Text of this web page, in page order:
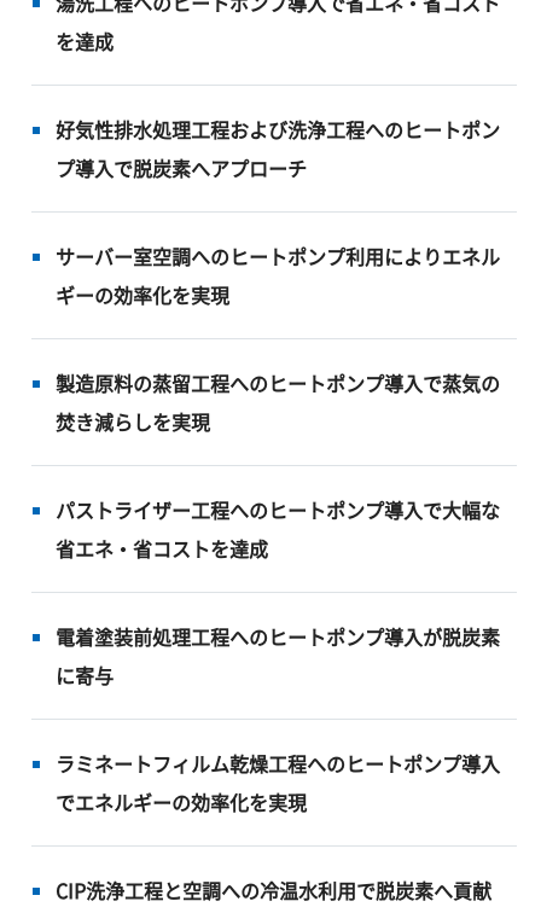
を達成
好気性排水処理工程および洗浄工程へのヒートポン
プ導入で脱炭素へアプローチ
サーバー室空調へのヒートポンプ利用によりエネル
ギーの効率化を実現
製造原料の蒸留工程へのヒートポンプ導入で蒸気の
焚き減らしを実現
パストライザー工程へのヒートポンプ導入で大幅な
省エネ・省コストを達成
電着塗装前処理工程へのヒートポンプ導入が脱炭素
に寄与
ラミネートフィルム乾燥工程へのヒートポンプ導入
でエネルギーの効率化を実現
CIP洗浄工程と空調への冷温水利用で脱炭素へ貢献